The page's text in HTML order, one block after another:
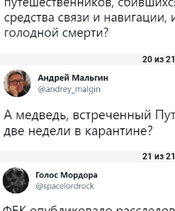
20 из 21
21 из 21